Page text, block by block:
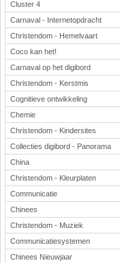
Cluster 4
Carnaval - Internetopdracht
Christendom - Hemelvaart
Coco kan het!
Carnaval op het digibord
Christendom - Kerstmis
Cognitieve ontwikkeling
Chemie
Christendom - Kindersites
Collecties digibord - Panorama
China
Christendom - Kleurplaten
Communicatie
Chinees
Christendom - Muziek
Communicatiesystemen
Chinees Nieuwjaar